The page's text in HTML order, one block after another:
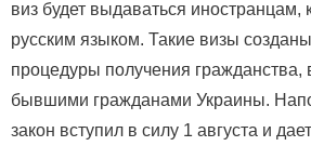
виз будет выдаваться иностранцам,
русским языком. Такие визы
процедуры получения гражданства,
бывшими гражданами Украины.
закон вступил в силу 1 августа и